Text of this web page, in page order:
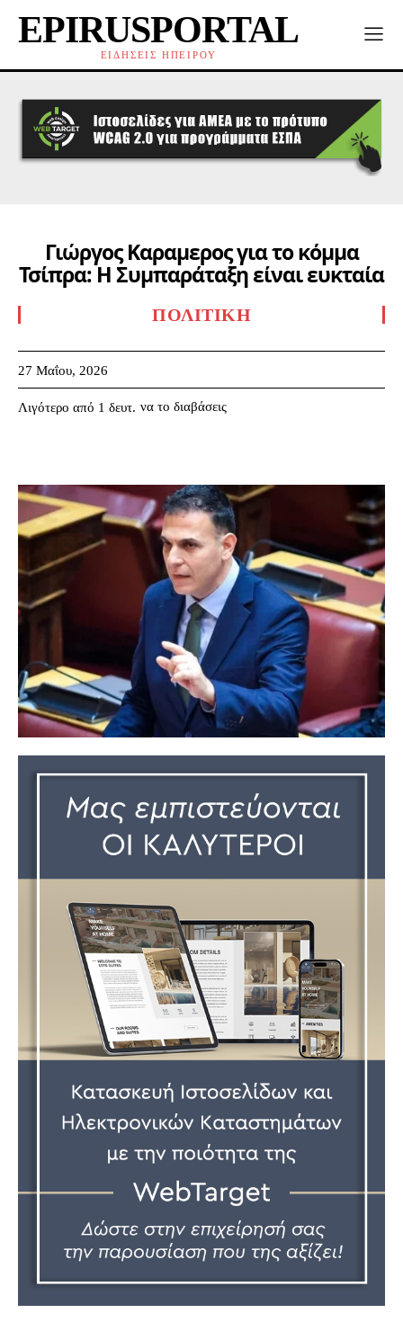
EPIRUSPORTAL
ΕΙΔΗΣΕΙΣ ΗΠΕΙΡΟΥ
Γιώργος Καραμερος για το κόμμα
Τσίπρα: Η Συμπαράταξη είναι ευκταία
ΠΟΛΙΤΙΚΉ
27 Μαΐου, 2026
Λιγότερο από 1 δευτ. να το διαβάσεις